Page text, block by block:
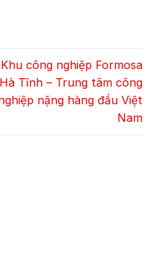
Khu công nghiệp Formosa
Hà Tĩnh – Trung tâm công
nặng hàng đầu Việt
Nam